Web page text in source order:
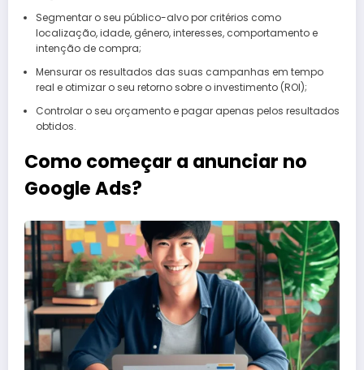
Segmentar o seu público-alvo por critérios como
localização, idade, gênero, interesses, comportamento e
intenção de compra;
Mensurar os resultados das suas campanhas em tempo
real e otimizar o seu retorno sobre o investimento (ROI);
Controlar o seu orçamento e pagar apenas pelos resultados
obtidos.
Como começar a anunciar no
Google Ads?